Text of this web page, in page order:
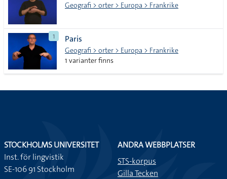
Geografi > orter > Europa > Frankrike
1 Paris
Geografi > orter > Europa > Frankrike
1 varianter finns
STOCKHOLMS UNIVERSITET
Inst. för lingvistik
SE-106 91 Stockholm
ANDRA WEBBPLATSER
STS-korpus
Gilla Tecken